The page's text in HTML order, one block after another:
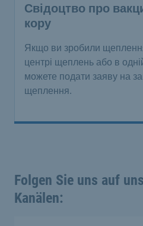
Свідоцтво про
кору
Якщо ви зробили
центрі щеплень або в
можете подати заяву на
щеплення.
Folgen Sie uns auf
Kanälen: